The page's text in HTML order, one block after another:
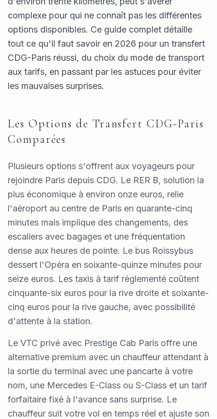
complexe pour qui ne connaît pas les différentes
options disponibles. Ce guide complet détaille
tout ce qu'il faut savoir en 2026 pour un transfert
CDG-Paris réussi, du choix du mode de transport
aux tarifs, en passant par les astuces pour éviter
les mauvaises surprises.
Les Options de Transfert CDG-Paris
Comparées
Plusieurs options s'offrent aux voyageurs pour
rejoindre Paris depuis CDG. Le RER B, solution la
plus économique à environ onze euros, relie
l'aéroport au centre de Paris en quarante-cinq
minutes mais implique des changements, des
escaliers avec bagages et une fréquentation
dense aux heures de pointe. Le bus Roissybus
dessert l'Opéra en soixante-quinze minutes pour
seize euros. Les taxis à tarif réglementé coûtent
cinquante-six euros pour la rive droite et soixante-
cinq euros pour la rive gauche, avec possibilité
d'attente à la station.
Le VTC privé avec Prestige Cab Paris offre une
alternative premium avec un chauffeur attendant à
la sortie du terminal avec une pancarte à votre
nom, une Mercedes E-Class ou S-Class et un tarif
forfaitaire fixé à l'avance sans surprise. Le
chauffeur suit votre vol en temps réel et ajuste son